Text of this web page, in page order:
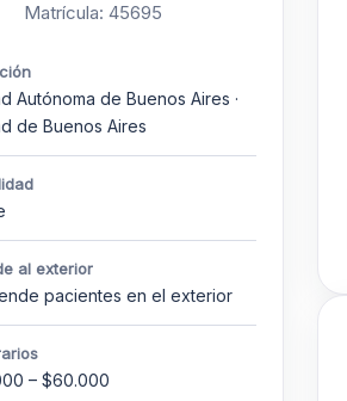
Matrícula: 45695
Autónoma de Buenos Aires ·
de Buenos Aires
al exterior
pacientes en el exterior
– $60.000